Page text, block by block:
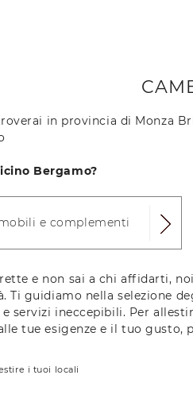
in provincia di Monza
Bergamo?
e complementi
e non sai a chi affidarti,
Ti guidiamo nella selezione
servizi ineccepibili. Per
tue esigenze e il tuo gusto,
i tuoi locali